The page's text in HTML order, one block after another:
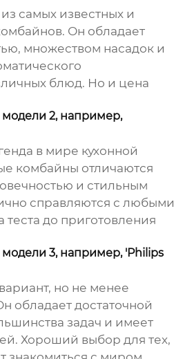
самых известных и
Он обладает
множеством насадок и
блюд. Но и цена
2, например,
в мире кухонной
комбайны отличаются
и стильным
справляются с любыми
теста до приготовления
3, например, 'Philips
но не менее
обладает достаточной
задач и имеет
Хороший выбор для тех,